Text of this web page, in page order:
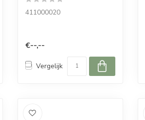
411000020
€--,--
Vergelijk